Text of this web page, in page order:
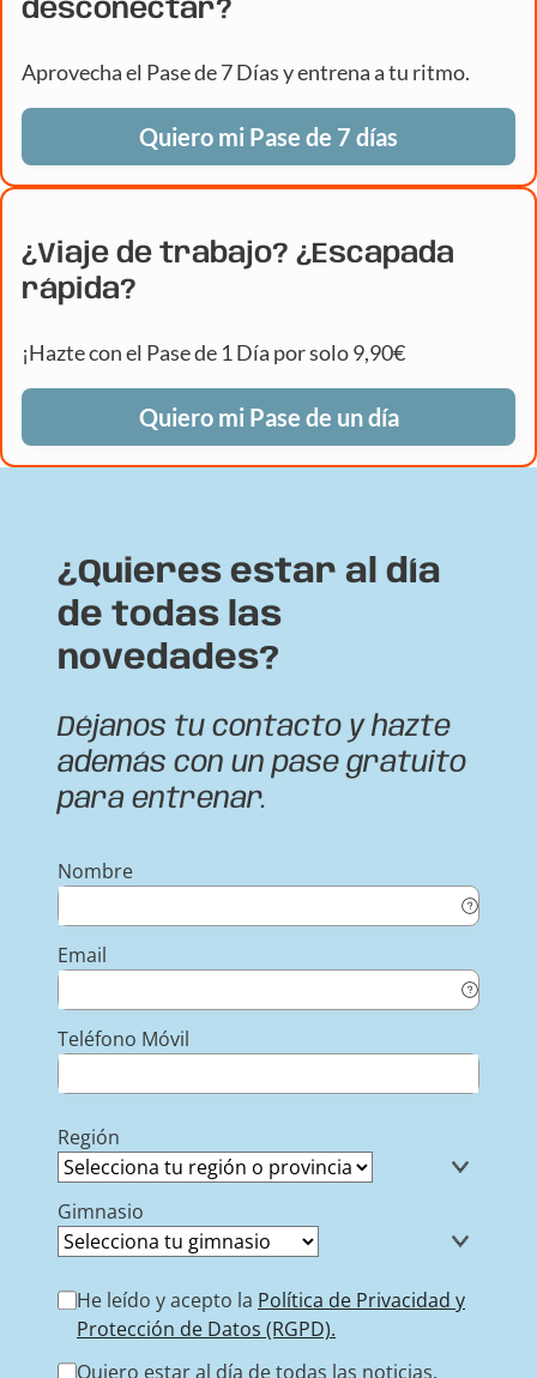
desconectar?
Aprovecha el Pase de 7 Días y entrena a tu ritmo.
Quiero mi Pase de 7 días
¿Viaje de trabajo? ¿Escapada
rápida?
¡Hazte con el Pase de 1 Día por solo 9,90€
Quiero mi Pase de un día
¿Quieres estar al día
de todas las
novedades?
Déjanos tu contacto y hazte
además con un pase gratuito
para entrenar.
Nombre
Email
Teléfono Móvil
Región
Gimnasio
He leído y acepto la Política de Privacidad y
Protección de Datos (RGPD).
Quiero estar al día de todas las noticias,